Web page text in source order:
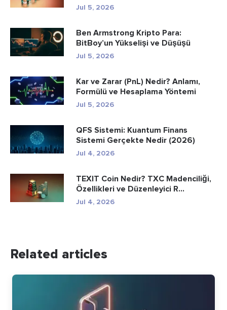
Jul 5, 2026
Ben Armstrong Kripto Para:
BitBoy’un Yükselişi ve Düşüşü
Jul 5, 2026
Kar ve Zarar (PnL) Nedir? Anlamı,
Formülü ve Hesaplama Yöntemi
Jul 5, 2026
QFS Sistemi: Kuantum Finans
Sistemi Gerçekte Nedir (2026)
Jul 4, 2026
TEXIT Coin Nedir? TXC Madenciliği,
Özellikleri ve Düzenleyici R...
Jul 4, 2026
Related articles